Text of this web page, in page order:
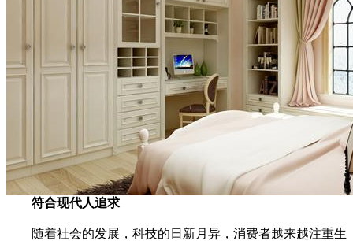
符合现代人追求
随着社会的发展，科技的日新月异，消费者越来越注重生